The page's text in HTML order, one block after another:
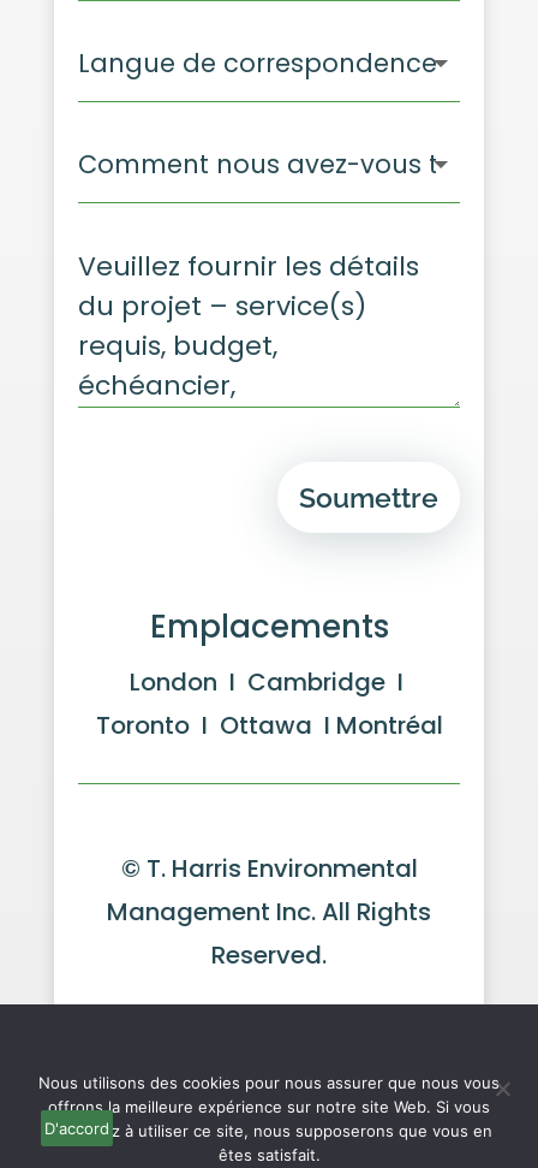
Soumettre
Emplacements
London I Cambridge I
Toronto I Ottawa I Montréal
© T. Harris Environmental
Management Inc. All Rights
Reserved.
will assume that you are happy with it.
Ok